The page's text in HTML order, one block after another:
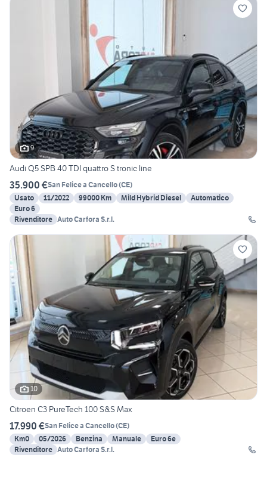
9
Audi Q5 SPB 40 TDI quattro S tronic line
35.900 €San Felice a Cancello(CE)
Usato
11/2022 99000 Km Mild Hybrid Diesel
Automatico
Euro 6
Rivenditore Auto Carfora S.r.l.
10
Citroen C3 PureTech 100 S&S Max
17.990 €San Felice a Cancello(CE)
Km0
05/2026 Benzina Manuale
Euro 6e
Rivenditore Auto Carfora S.r.l.